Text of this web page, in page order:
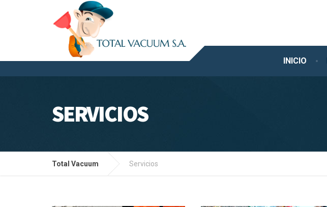
INICIO
SERVICIOS
Total Vacuum Servicios